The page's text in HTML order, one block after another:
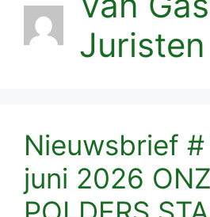
Juristen
Nieuwsbrief #
juni 2026